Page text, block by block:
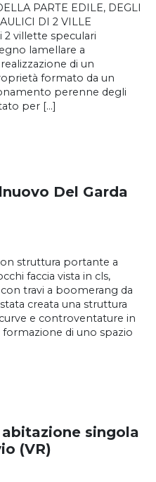
PARTE EDILE, DEGLI
DI 2 VILLE
2 villette speculari
lamellare a
di un
formato da un
perenne degli
per […]
Del Garda
struttura portante a
faccia vista in cls,
travi a boomerang da
creata una struttura
e controventature in
di uno spazio
singola
(VR)